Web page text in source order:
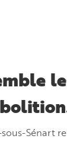
Sénart